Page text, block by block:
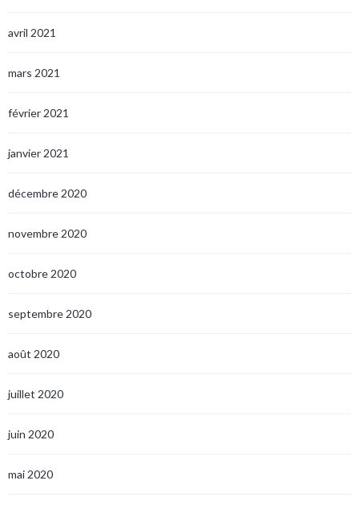
avril 2021
mars 2021
février 2021
janvier 2021
décembre 2020
novembre 2020
octobre 2020
septembre 2020
août 2020
juillet 2020
juin 2020
mai 2020